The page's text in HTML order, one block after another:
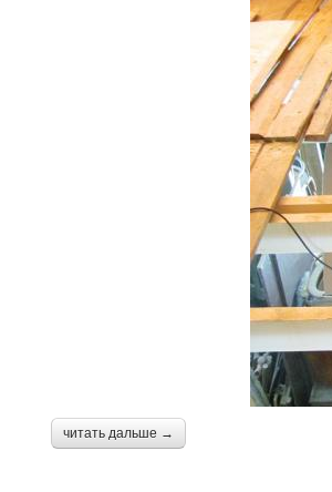
читать дальше →